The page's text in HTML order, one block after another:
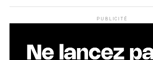
PUBLICITÉ